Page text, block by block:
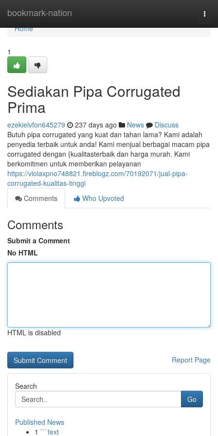
bookmark-nation
Home
Home
1
Sediakan Pipa Corrugated
Prima
ezekielvfon645279 237 days ago News
Discuss
Butuh pipa corrugated yang kuat dan tahan lama? Kami adalah
penyedia terbaik untuk anda! Kami menjual berbagai macam pipa
corrugated dengan {kualitasterbaik dan harga murah. Kami
berkomitmen untuk memberikan pelayanan
https://violaxpno748821.fireblogz.com/70192071/jual-pipa-
corrugated-kualitas-tinggi
Comments
Who Upvoted
Comments
Submit a Comment
No HTML
HTML is disabled
Report Page
Search
Go
Published News
1 ```text